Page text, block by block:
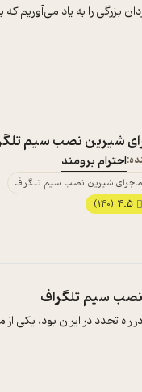
را به یاد می‌آوریم که
شیرین نصب سیم
احترام برومند
ماجرای شیرین نصب سیم تلگراف
4.5
(140)
نصب سیم تلگراف
راه تجدد در ایران بود،